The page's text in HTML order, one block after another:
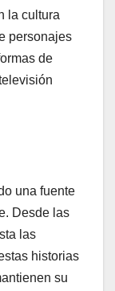
la cultura
personajes
de
una fuente
Desde las
las
historias
su